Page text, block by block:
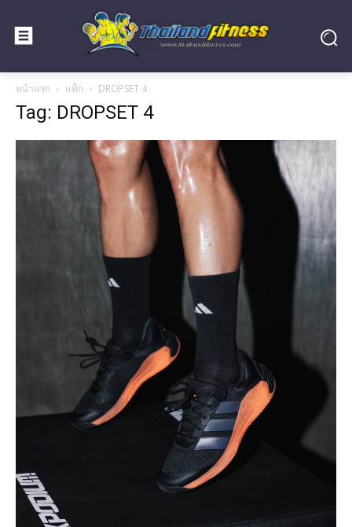
หน้าแรก แท็ก DROPSET 4
Tag: DROPSET 4